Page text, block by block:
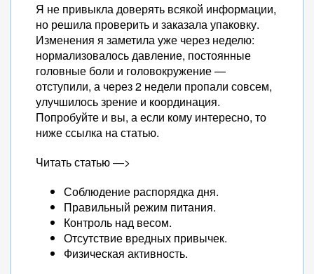
Я не привыкла доверять всякой информации,
но решила проверить и заказала упаковку.
Изменения я заметила уже через неделю:
нормализовалось давление, постоянные
головные боли и головокружение —
отступили, а через 2 недели пропали совсем,
улучшилось зрение и координация.
Попробуйте и вы, а если кому интересно, то
ниже ссылка на статью.
Читать статью —>
Соблюдение распорядка дня.
Правильный режим питания.
Контроль над весом.
Отсутствие вредных привычек.
Физическая активность.